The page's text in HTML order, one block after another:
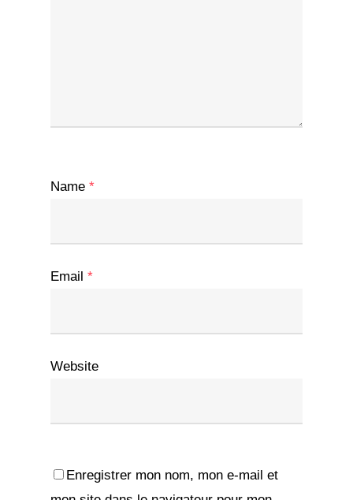
Name *
Email *
Website
Enregistrer mon nom, mon e-mail et